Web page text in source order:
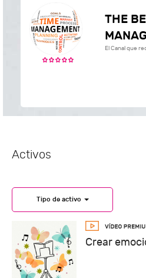
THE
El Canal que
Activos
Tipo de activo
Crear